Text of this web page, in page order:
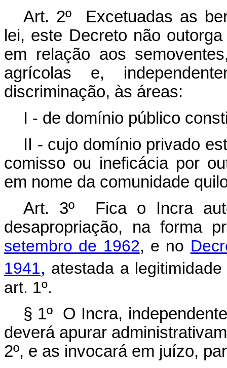
Art. 2º Excetuadas as
lei, este Decreto não
em relação aos
agrícolas e,
discriminação, às áreas:
I - de domínio público
II - cujo domínio privado
comisso ou ineficácia por
em nome da comunidade
Art. 3º Fica o Incra
desapropriação, na forma
setembro de 1962, e no
1941, atestada a
art. 1º.
§ 1º O Incra,
deverá apurar
2º, e as invocará em juízo,